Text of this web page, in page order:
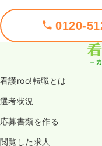
0120-
看護roo!転職とは
選考状況
応募書類を作る
閲覧した求人